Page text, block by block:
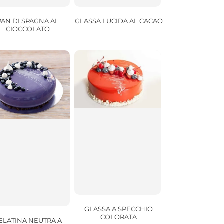
DI SPAGNA AL
CIOCCOLATO
GLASSA LUCIDA AL CACAO
NEUTRA A
GLASSA A SPECCHIO
COLORATA